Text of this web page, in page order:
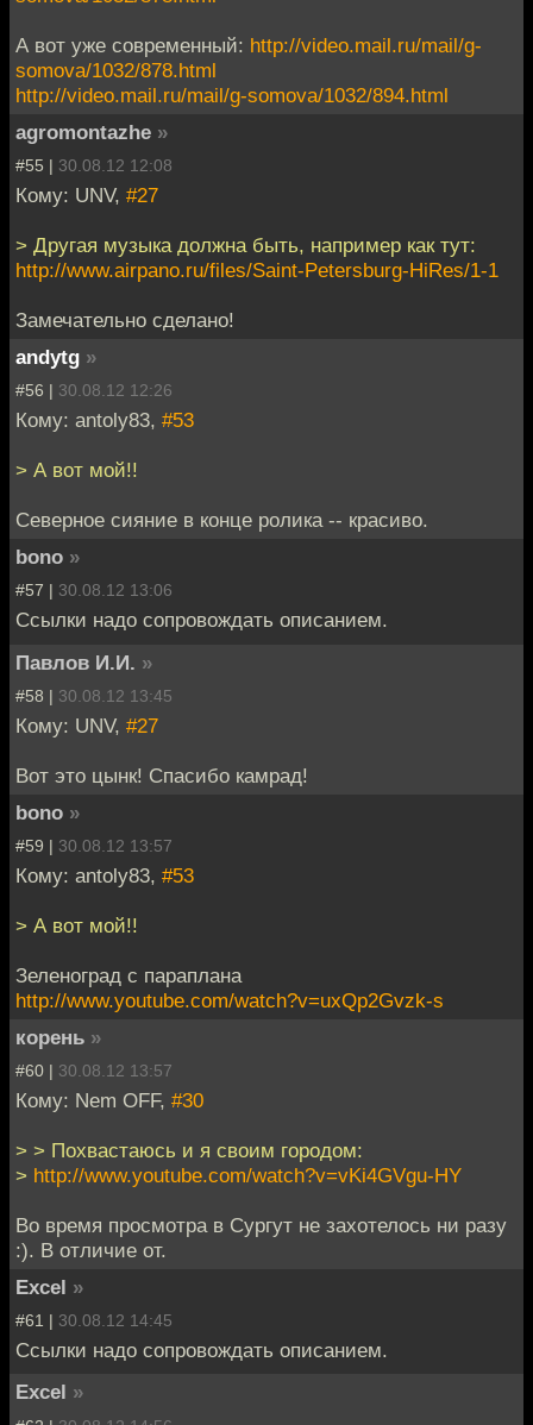
А вот уже современный: http://video.mail.ru/mail/g-
somova/1032/878.html
http://video.mail.ru/mail/g-somova/1032/894.html
agromontazhe »
#55 | 30.08.12 12:08
Кому: UNV, #27
> Другая музыка должна быть, например как тут:
http://www.airpano.ru/files/Saint-Petersburg-HiRes/1-1
Замечательно сделано!
andytg »
#56 | 30.08.12 12:26
Кому: antoly83, #53
> А вот мой!!
Северное сияние в конце ролика -- красиво.
bono »
#57 | 30.08.12 13:06
Ссылки надо сопровождать описанием.
Павлов И.И. »
#58 | 30.08.12 13:45
Кому: UNV, #27
Вот это цынк! Спасибо камрад!
bono »
#59 | 30.08.12 13:57
Кому: antoly83, #53
> А вот мой!!
Зеленоград с параплана
http://www.youtube.com/watch?v=uxQp2Gvzk-s
корень »
#60 | 30.08.12 13:57
Кому: Nem OFF, #30
> > Похвастаюсь и я своим городом:
> http://www.youtube.com/watch?v=vKi4GVgu-HY
Во время просмотра в Сургут не захотелось ни разу
:). В отличие от.
Excel »
#61 | 30.08.12 14:45
Ссылки надо сопровождать описанием.
Excel »